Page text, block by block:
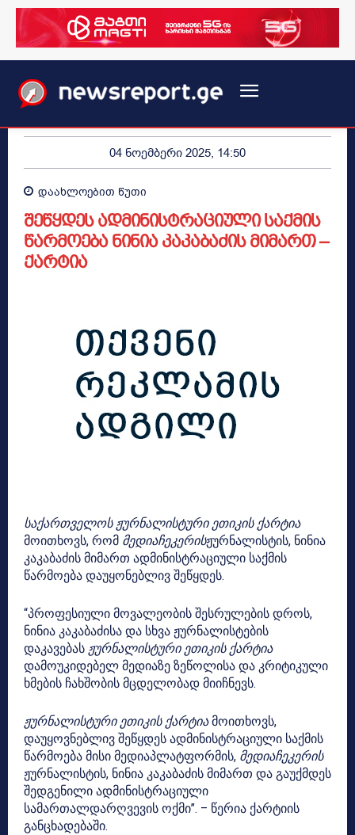
04 ნოემბერი 2025, 14:50
დაახლოებით წუთი
შეწყდეს ადმინისტრაციული საქმის
წარმოება ნინია კაკაბაძის მიმართ –
ქარტია
საქართველოს ჟურნალისტური ეთიკის ქარტია
მოითხოვს, რომ მედიაჩეკერისჟურნალისტის, ნინია
კაკაბაძის მიმართ ადმინისტრაციული საქმის
წარმოება დაუყონებლივ შეწყდეს.
“პროფესიული მოვალეობის შესრულების დროს,
ნინია კაკაბაძისა და სხვა ჟურნალისტების
დაკავებას ჟურნალისტური ეთიკის ქარტია
დამოუკიდებელ მედიაზე ზეწოლისა და კრიტიკული
ხმების ჩახშობის მცდელობად მიიჩნევს.
ჟურნალისტური ეთიკის ქარტიამოითხოვს,
დაუყოვნებლივ შეწყდეს ადმინისტრაციული საქმის
წარმოება მისი მედიაპლატფორმის, მედიაჩეკერის
ჟურნალისტის, ნინია კაკაბაძის მიმართ და გაუქმდეს
შედგენილი ადმინისტრაციული
სამართალდარღვევის ოქმი”. – წერია ქარტიის
განცხადებაში.